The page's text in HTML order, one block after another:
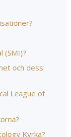
(SMI)?
och dess
League of
Kyrka?